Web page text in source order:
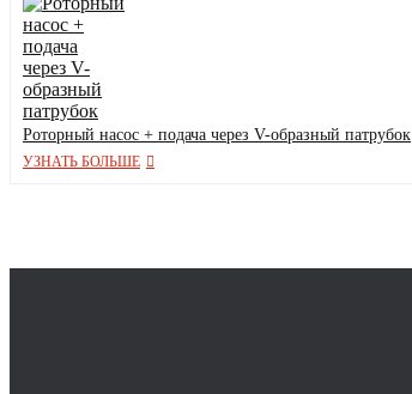
Роторный насос + подача через V-образный патрубок
УЗНАТЬ БОЛЬШЕ